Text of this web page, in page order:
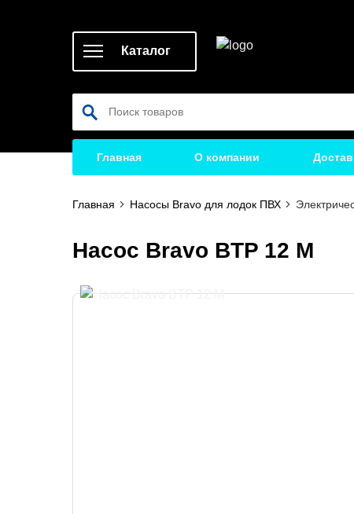
Каталог
Главная О компании
Главная Насосы Bravo для лодок ПВХ
Насос Bravo BTP 12 M